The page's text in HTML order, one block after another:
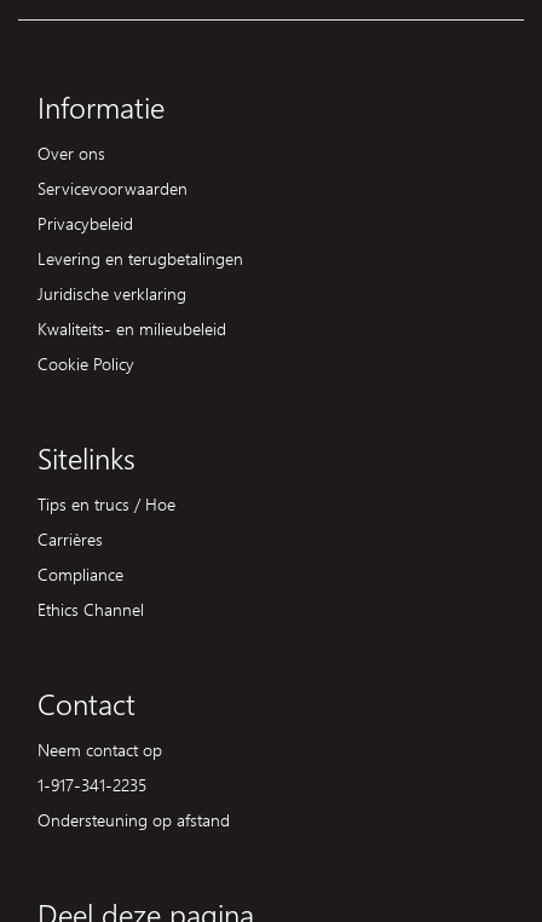
Informatie
Over ons
Servicevoorwaarden
Privacybeleid
Levering en terugbetalingen
Juridische verklaring
Kwaliteits- en milieubeleid
Cookie Policy
Sitelinks
Tips en trucs / Hoe
Carrières
Compliance
Ethics Channel
Contact
Neem contact op
1-917-341-2235
Ondersteuning op afstand
Deel deze pagina